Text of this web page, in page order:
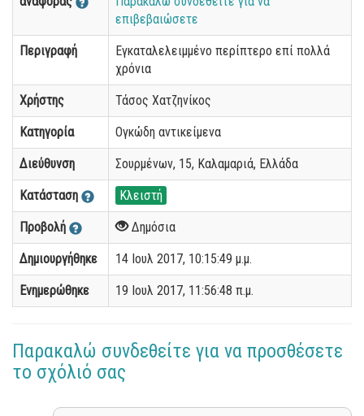
επιβεβαιώσετε
Περιγραφή
Εγκαταλελειμμένο περίπτερο επί πολλά
χρόνια
Χρήστης Τάσος Χατζηνίκος
Κατηγορία Ογκώδη αντικείμενα
Διεύθυνση Σουρμένων, 15, Καλαμαριά, Ελλάδα
Κατάσταση Κλειστή
Προβολή Δημόσια
Δημιουργήθηκε 14 Ιουλ 2017, 10:15:49 μ.μ.
Ενημερώθηκε 19 Ιουλ 2017, 11:56:48 π.μ.
Παρακαλώ συνδεθείτε για να προσθέσετε
το σχόλιό σας